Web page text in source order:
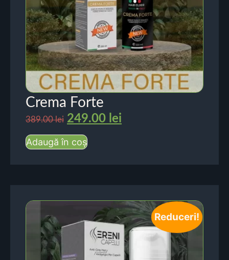
Crema Forte
389.00lei 249.00 lei
Adaugă în coș
Reduceri!